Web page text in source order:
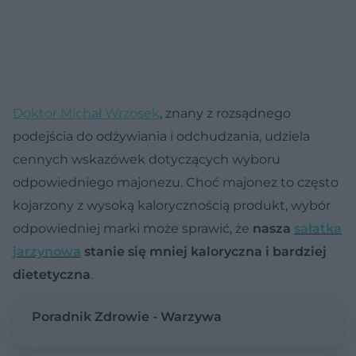
Doktor Michał Wrzosek, znany z rozsądnego
podejścia do odżywiania i odchudzania, udziela
cennych wskazówek dotyczących wyboru
odpowiedniego majonezu. Choć majonez to często
kojarzony z wysoką kalorycznością produkt, wybór
odpowiedniej marki może sprawić, że nasza sałatka
jarzynowa stanie się mniej kaloryczna i bardziej
dietetyczna.
Poradnik Zdrowie - Warzywa